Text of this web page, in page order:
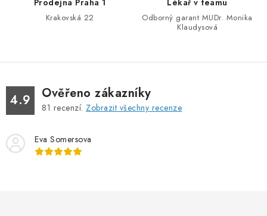
Krakovská 22
Odborný garant MUDr. Monika
Klaudysová
4.9 Ověřeno zákazníky
81 recenzí. Zobrazit všechny recenze
Eva Somersova